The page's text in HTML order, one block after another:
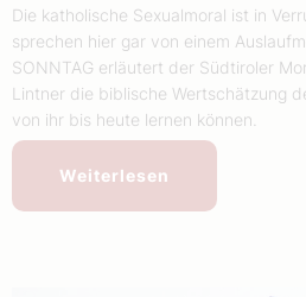
Die katholische Sexualmoral ist in
sprechen hier gar von einem
SONNTAG erläutert der Südtiroler
Lintner die biblische Wertschätzung
von ihr bis heute lernen können.
Weiterlesen